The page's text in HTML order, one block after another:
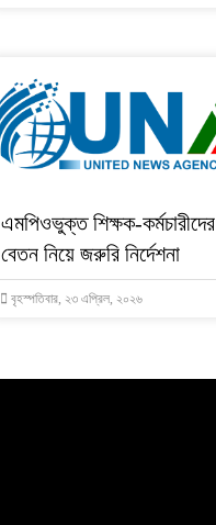
এমপিওভুক্ত শিক্ষক-কর্মচারীদের
বেতন নিয়ে জরুরি নির্দেশনা
বৃহস্পতিবার, ২৩ এপ্রিল, ২০২৬